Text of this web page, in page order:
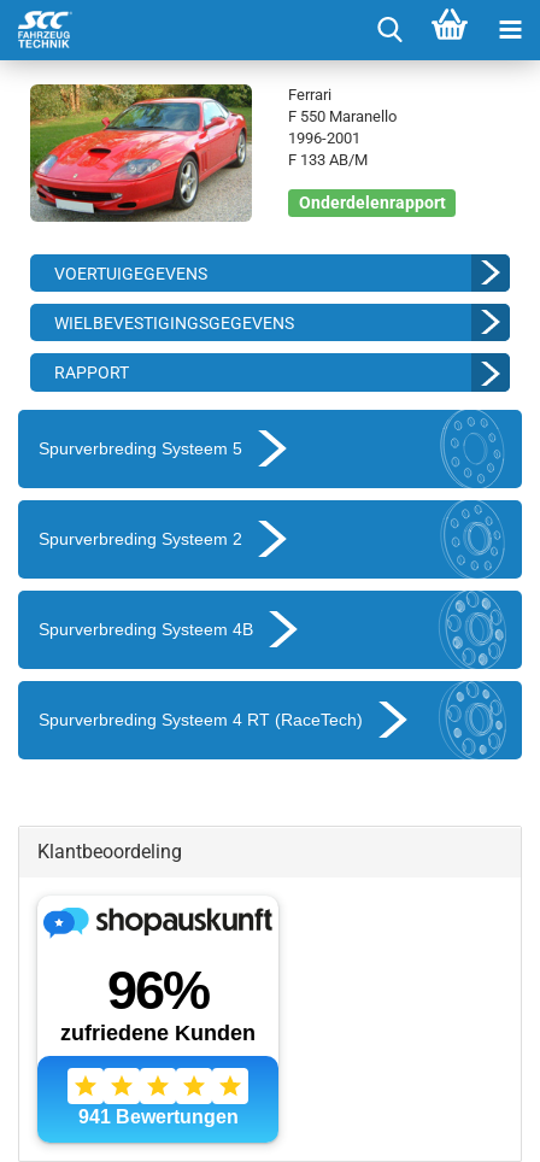
Ferrari
F 550 Maranello
1996-2001
F 133 AB/M
Onderdelenrapport
VOERTUIGEGEVENS
WIELBEVESTIGINGSGEGEVENS
RAPPORT
Spurverbreding Systeem 5
Spurverbreding Systeem 2
Spurverbreding Systeem 4B
Spurverbreding Systeem 4 RT (RaceTech)
Klantbeoordeling